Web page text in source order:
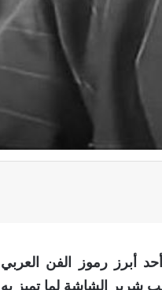
أبرز رموز الفن العربي
شرير الشاشة لما تميز به